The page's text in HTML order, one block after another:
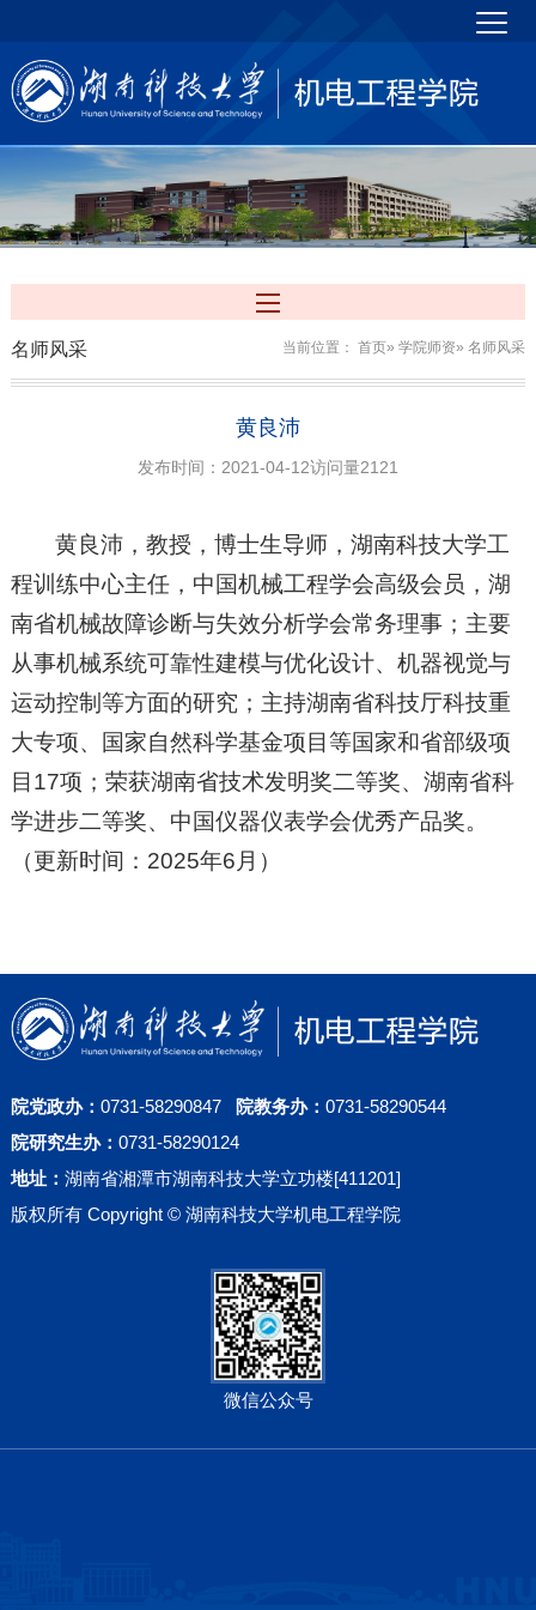
当前位置：首页»学院师资» 名师风采
名师风采
黄良沛
发布时间：2021-04-12访问量2121
黄良沛，教授，博士生导师，湖南科技大学工
程训练中心主任，中国机械工程学会高级会员，湖
南省机械故障诊断与失效分析学会常务理事；主要
从事机械系统可靠性建模与优化设计、机器视觉与
运动控制等方面的研究；主持湖南省科技厅科技重
大专项、国家自然科学基金项目等国家和省部级项
目17项；荣获湖南省技术发明奖二等奖、湖南省科
学进步二等奖、中国仪器仪表学会优秀产品奖。
（更新时间：2025年6月）
院党政办： 0731-58290847 院教务办： 0731-58290544
院研究生办： 0731-58290124
地址： 湖南省湘潭市湖南科技大学立功楼[411201]
版权所有 Copyright © 湖南科技大学机电工程学院
微信公众号